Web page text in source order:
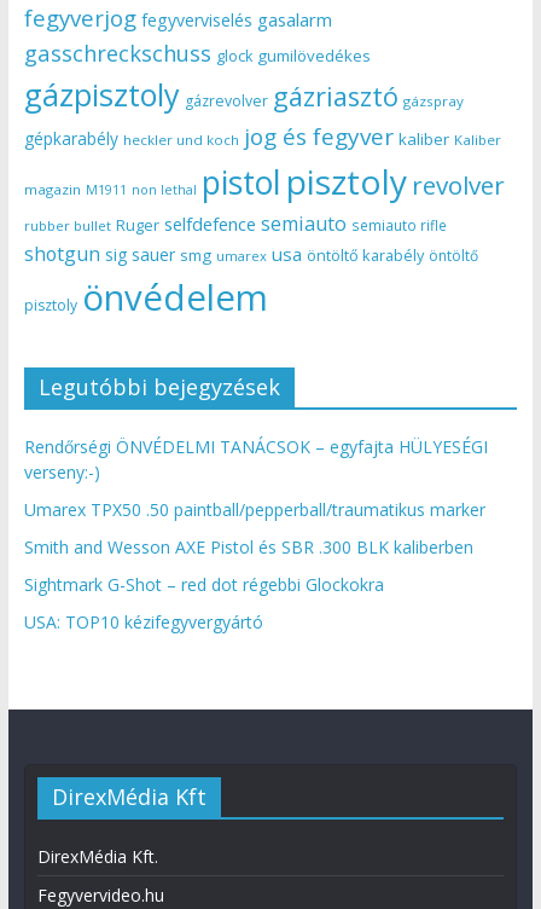
fegyverjog fegyverviselés gasalarm
gasschreckschuss glock gumilövedékes
gázpisztoly gázrevolver gázriasztó gázspray
gépkarabély heckler und koch jog és fegyver kaliber Kaliber
magazin M1911 non lethal pistol pisztoly revolver
rubber bullet Ruger selfdefence semiauto semiauto rifle
shotgun sig sauer smg umarex usa öntöltő karabély öntöltő
pisztoly önvédelem
Legutóbbi bejegyzések
Rendőrségi ÖNVÉDELMI TANÁCSOK – egyfajta HÜLYESÉGI
verseny:-)
Umarex TPX50 .50 paintball/pepperball/traumatikus marker
Smith and Wesson AXE Pistol és SBR .300 BLK kaliberben
Sightmark G-Shot – red dot régebbi Glockokra
USA: TOP10 kézifegyvergyártó
DirexMédia Kft
DirexMédia Kft.
Fegyvervideo.hu